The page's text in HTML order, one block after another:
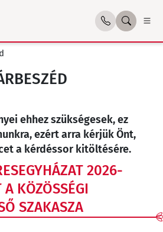
ehhez szükségesek, ez
ezért arra kérjük Önt,
a kérdéssor kitöltésére.
2026-
KÖZÖSSÉGI
SZAKASZA